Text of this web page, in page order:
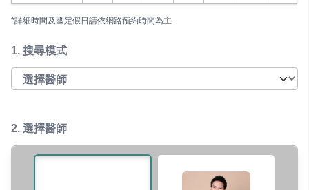
*詳細時間及國定假日請依網路預約時間為主
1. 搜尋模式
2. 選擇醫師